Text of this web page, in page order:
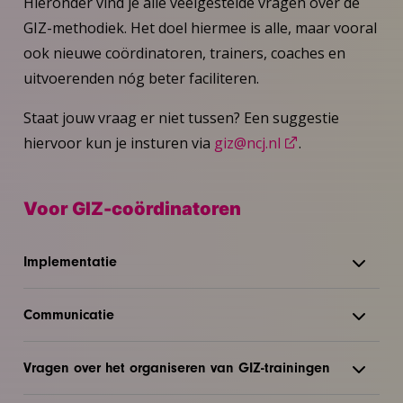
GIZ-methodiek. Het doel hiermee is alle, maar vooral
ook nieuwe coördinatoren, trainers, coaches en
uitvoerenden nóg beter faciliteren.
Staat jouw vraag er niet tussen? Een suggestie
hiervoor kun je insturen via giz@ncj.nl .
Voor GIZ-coördinatoren
Implementatie
Communicatie
Vragen over het organiseren van GIZ-trainingen